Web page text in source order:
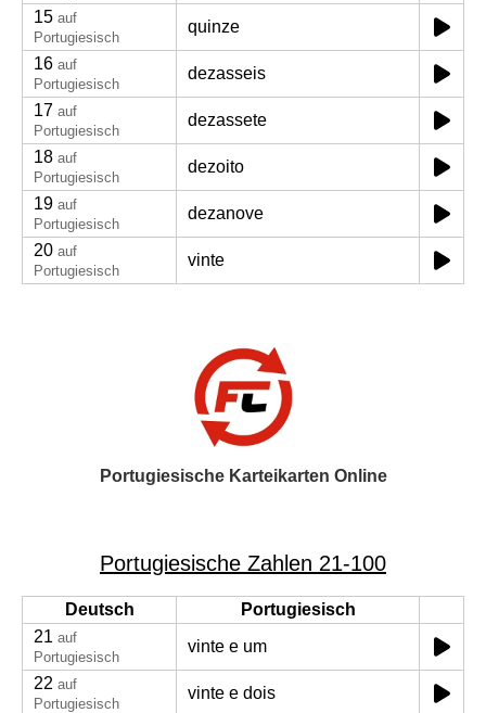
15 auf
Portugiesisch
quinze
16 auf
Portugiesisch
dezasseis
17 auf
Portugiesisch
dezassete
18 auf
Portugiesisch
dezoito
19 auf
Portugiesisch
dezanove
20 auf
Portugiesisch
vinte
Portugiesische Karteikarten Online
Portugiesische Zahlen 21-100
Deutsch
Portugiesisch
21 auf
Portugiesisch
vinte e um
22 auf
Portugiesisch
vinte e dois